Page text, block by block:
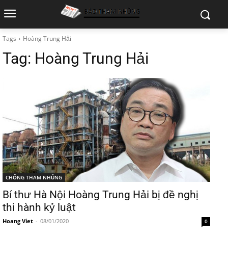
Tags Hoàng Trung Hải
Tag: Hoàng Trung Hải
CHỐNG THAM NHŨNG
Bí thư Hà Nội Hoàng Trung Hải bị đề nghị
thi hành kỷ luật
Hoang Viet - 08/01/2020 0